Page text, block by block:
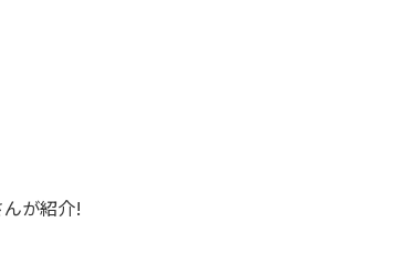
が紹介!